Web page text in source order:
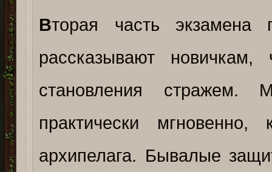
Вторая часть
рассказывают
становления стражем.
практически
архипелага. Бывалые